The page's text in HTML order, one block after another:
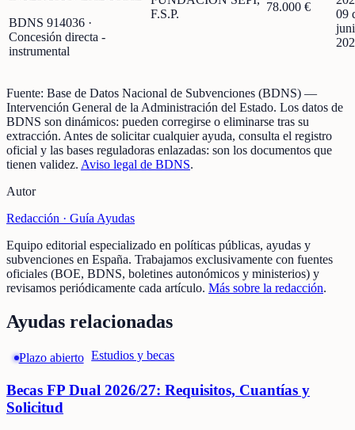
BDNS 914036 ·
Concesión directa -
instrumental
F.S.P.
78.000 €
09
Fuente: Base de Datos Nacional de Subvenciones (BDNS) —
Intervención General de la Administración del Estado. Los datos de
BDNS son dinámicos: pueden corregirse o eliminarse tras su
extracción. Antes de solicitar cualquier ayuda, consulta el registro
oficial y las bases reguladoras enlazadas: son los documentos que
tienen validez. Aviso legal de BDNS.
Autor
Redacción · Guía Ayudas
Equipo editorial especializado en políticas públicas, ayudas y
subvenciones en España. Trabajamos exclusivamente con fuentes
oficiales (BOE, BDNS, boletines autonómicos y ministerios) y
revisamos periódicamente cada artículo. Más sobre la redacción.
Ayudas relacionadas
Plazo abierto Estudios y becas
Becas FP Dual 2026/27: Requisitos, Cuantías y
Solicitud